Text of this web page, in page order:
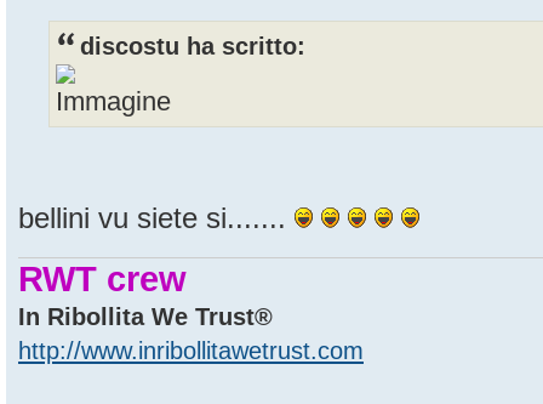
discostu ha scritto:
bellini vu siete si.......
RWT crew
In Ribollita We Trust®
http://www.inribollitawetrust.com